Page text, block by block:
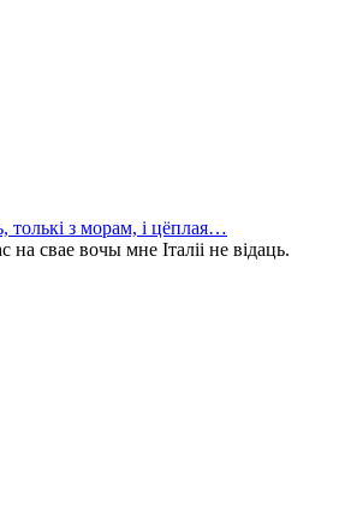
толькі з морам, і цёплая…
свае вочы мне Італіі не відаць.